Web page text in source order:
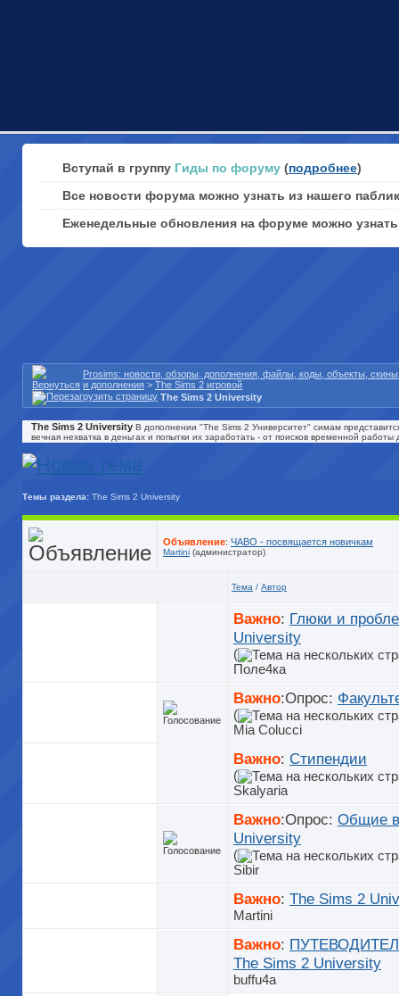
Вступай в группу Гиды по форуму (подробнее)
Все новости форума можно узнать из нашего
Еженедельные обновления на форуме можно
Prosims: новости, обзоры, дополнения, файлы, коды, объекты,
и дополнения > The Sims 2 игровой
The Sims 2 University
The Sims 2 University В дополнении "The Sims 2 Университет" симам
вечная нехватка в деньгах и попытки их заработать - от поисков временной
Темы раздела: The Sims 2 University
Объявление: ЧАВО - посвящается новичкам
Martini (администратор)
Тема / Автор
Важно: Глюки и
University
(
Поле4ка
Важно:Опрос:
(
Mia Colucci
Важно: Стипендии
(
Skalyaria
Важно:Опрос: Общие
University
(
Sibir
Важно: The Sims 2
Martini
Важно:
The Sims 2 University
buffu4a